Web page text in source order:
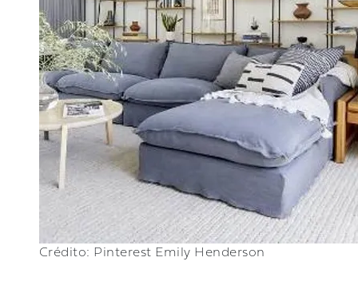
Crédito: Pinterest Emily Henderson